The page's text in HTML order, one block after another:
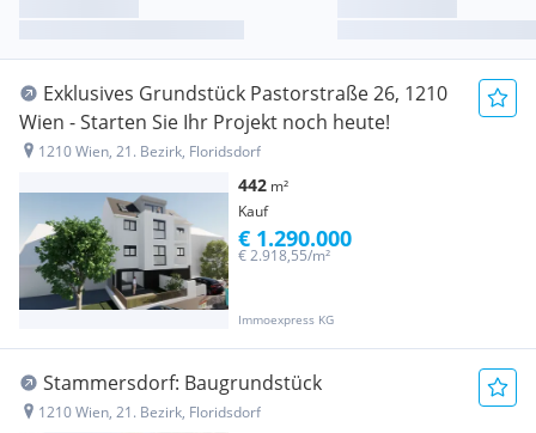
Exklusives Grundstück Pastorstraße 26, 1210
Wien - Starten Sie Ihr Projekt noch heute!
1210 Wien, 21. Bezirk, Floridsdorf
442 m²
Kauf
Immoexpress KG
€ 2.918,55/m²
€ 1.290.000
Stammersdorf: Baugrundstück
1210 Wien, 21. Bezirk, Floridsdorf